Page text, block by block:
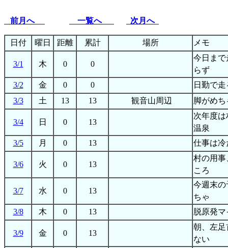
前月へ 一覧へ 次月へ
日付 曜日 距離 累計 場所 メモ
3/1 木 0 0
今日まで
らず
3/2
金 0 0
日勤で
3/3
土 13 13 観音山周辺 脚がめ
3/4 日 0 13
次年度
温泉
3/5
月 0 13 仕事は冷
3/6 火 0 13
村の用事
ころ
3/7 水 0 13
今週末の
ちゃ
3/8
木 0 13 脱原発
3/9 金 0 13
朝、左足
ない